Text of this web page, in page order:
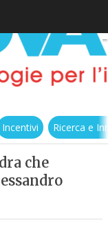
Incentivi Ricerca e
che